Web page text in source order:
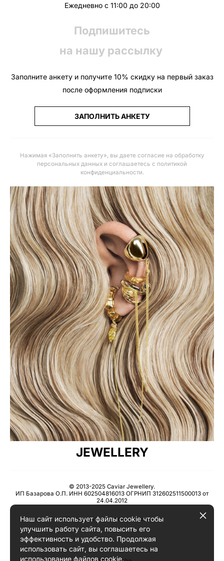
Ежедневно с 11:00 до 20:00
Подпишитесь
на нашу рассылку
Заполните анкету и получите 10% скидку на первый заказ
после оформления подписки
ЗАПОЛНИТЬ АНКЕТУ
Нажимая «Заполнить анкету», вы даете согласие на обработку
персональных данных и соглашаетесь с политикой
конфиденциальности.
JEWELLERY
© 2013-2025 Caviar Jewellery.
ИП Базарова О.П. ИНН 602504816013 ОГРНИП 312602511500013 от
24.04.2012
Пользовательское соглашение
Наш сайт использует файлы cookie чтобы
улучшить работу сайта, повысить его
эффективность и удобство. Продолжая
использовать сайт, вы соглашаетесь на
использование файлов cookie.